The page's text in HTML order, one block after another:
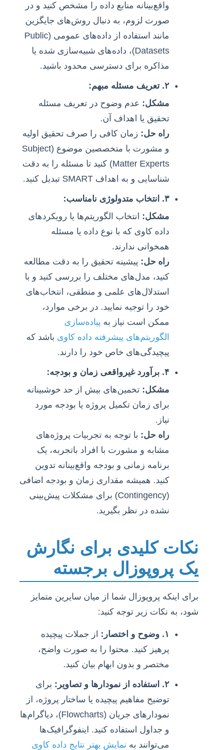
واقع‌بینانه منابع داده را مشخص کنید و در
صورت لزوم، به دنبال روش‌های جایگزین
مانند استفاده از داده‌های عمومی (Public
Datasets)، داده‌های شبیه‌سازی شده یا
مذاکره برای دسترسی محدود باشید.
۲. تعریف مسئله مبهم:
مشکل: عدم وضوح در تعریف مسئله
تحقیق یا اهداف آن.
راه حل: زمان کافی را صرف تحقیق اولیه
و مشورت با متخصصین موضوع (Subject
Matter Experts) کنید تا مسئله را به دقت
شناسایی و به اهداف SMART تبدیل کنید.
۳. انتخاب متدولوژی نامناسب:
مشکل: انتخاب الگوریتم‌ها یا رویکردهای
داده کاوی که با نوع داده یا مسئله
همخوانی ندارند.
راه حل: پیشینه تحقیق را به دقت مطالعه
کنید، مدل‌های مختلف را بررسی کنید و با
استدلال‌های علمی و منطقی، انتخاب‌های
خود را توجیه نمایید. در برخی موارد،
ممکن است نیاز به پیاده‌سازی
الگوریتم‌های پیشرفته داده کاوی باشد که
پیچیدگی‌های خاص خود را دارند.
۴. برآورد غیرواقعی زمان و بودجه:
مشکل: تخمین‌های بیش از حد خوشبینانه
برای زمان تکمیل پروژه یا بودجه مورد
نیاز.
راه حل: با توجه به تجربیات پروژه‌های
مشابه و مشورت با افراد باتجربه، یک
برنامه زمانی و بودجه واقع‌بینانه تدوین
کنید. همیشه مقداری زمان و بودجه اضافی
(Contingency) برای مشکلات پیش‌بینی
نشده در نظر بگیرید.
نکات کلیدی برای نگارش
یک پروپوزال برجسته
برای اینکه پروپوزال شما از میان سایرین متمایز
شود، به نکات زیر توجه کنید:
۱. وضوح و اختصار:
از جملات پیچیده
پرهیز کنید. محتوا را به صورت واضح،
مختصر و بدون ابهام بیان کنید.
۲. استفاده از نمودارها و تصاویر:
برای
توضیح مفاهیم پیچیده یا ساختار پروژه، از
نمودارهای جریان (Flowcharts)، دیاگرام‌ها
و جداول استفاده کنید. اینفوگرافیک‌ها
می‌توانند به نمایش بهتر نتایج داده کاوی